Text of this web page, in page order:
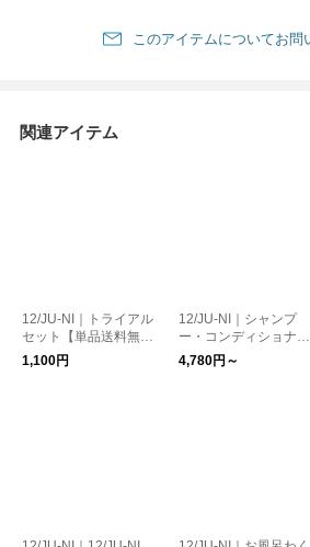
このアイテムについてお問
関連アイテム
12/JU-NI｜トライアル
セット【単品送料無
料】
1,100円
12/JU-NI｜シャンプ
ー・コンディショナー
（ボトル/詰替）【送
料無料】
4,780円～